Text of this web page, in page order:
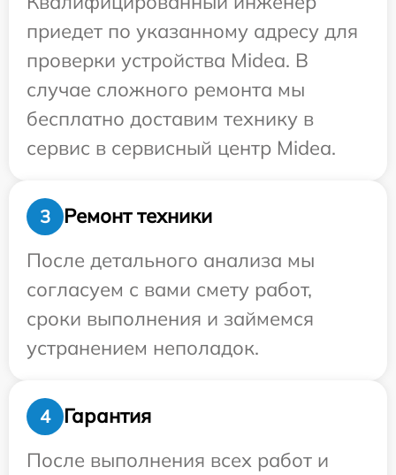
приедет по указанному адресу для
проверки устройства Midea. В
случае сложного ремонта мы
бесплатно доставим технику в
сервис в сервисный центр Midea.
3
Ремонт техники
После детального анализа мы
согласуем с вами смету работ,
сроки выполнения и займемся
устранением неполадок.
4
Гарантия
После выполнения всех работ и